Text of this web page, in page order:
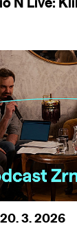
N Live:
20. 3. 2026